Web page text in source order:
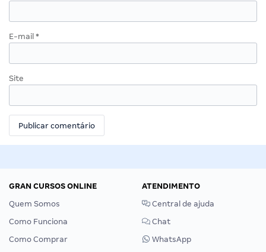
E-mail *
Site
GRAN CURSOS ONLINE
Quem Somos
Como Funciona
Como Comprar
ATENDIMENTO
Central de ajuda
Chat
WhatsApp